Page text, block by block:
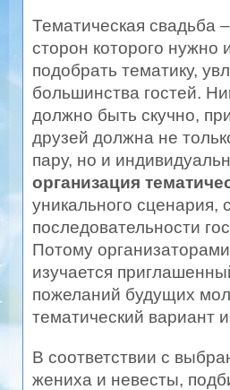
Тематическая свадьба
сторон которого
подобрать тематику,
большинства гостей.
должно быть скучно,
друзей должна не
пару, но и
организация
уникального сценария,
последовательности
Потому
изучается
пожеланий будущих
тематический вариант
В соответствии с
жениха и невесты,